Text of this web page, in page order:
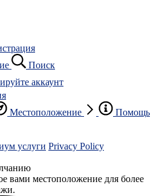
Поиск
аккаунт
Местоположение Помощь
услуги Privacy Policy
вами местоположение для более